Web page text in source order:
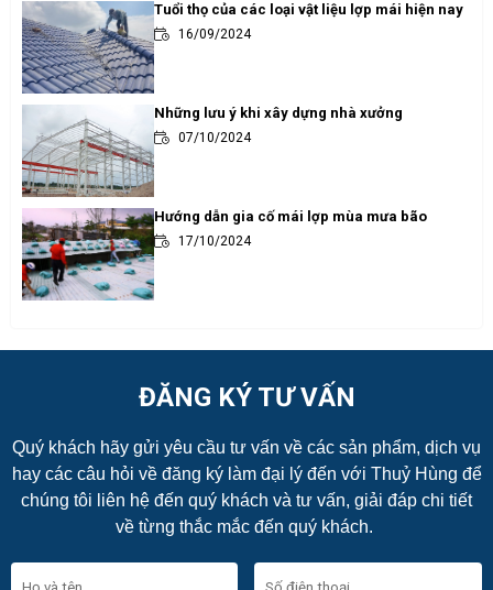
Tuổi thọ của các loại vật liệu lợp mái hiện nay
16/09/2024
Những lưu ý khi xây dựng nhà xưởng
07/10/2024
Hướng dẫn gia cố mái lợp mùa mưa bão
17/10/2024
ĐĂNG KÝ TƯ VẤN
Quý khách hãy gửi yêu cầu tư vấn về các sản phẩm, dịch vụ
hay các câu hỏi về đăng ký làm đại lý đến với Thuỷ Hùng để
chúng tôi liên hệ đến quý khách và tư vấn, giải đáp chi tiết
về từng thắc mắc đến quý khách.